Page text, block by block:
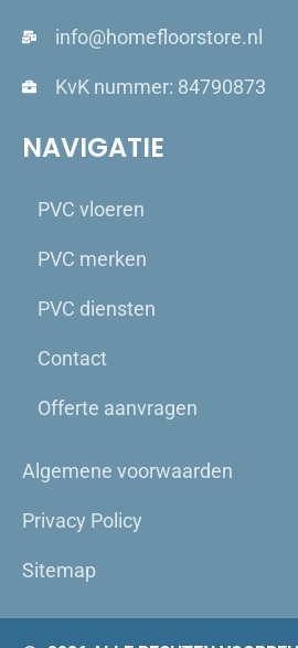
info@homefloorstore.nl
KvK nummer: 84790873
NAVIGATIE
PVC vloeren
PVC merken
PVC diensten
Contact
Offerte aanvragen
Algemene voorwaarden
Privacy Policy
Sitemap